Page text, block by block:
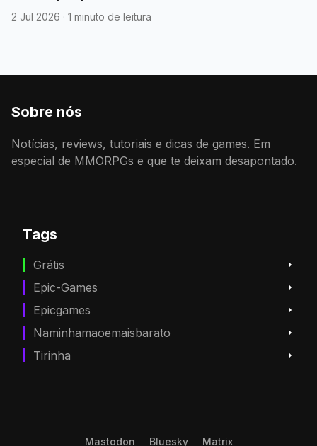
2 Jul 2026 · 1 minuto de leitura
Sobre nós
Notícias, reviews, tutoriais e dicas de games. Em
especial de MMORPGs e que te deixam desapontado.
Tags
Grátis
Epic-Games
Epicgames
Naminhamaoemaisbarato
Tirinha
Mastodon Bluesky Matrix